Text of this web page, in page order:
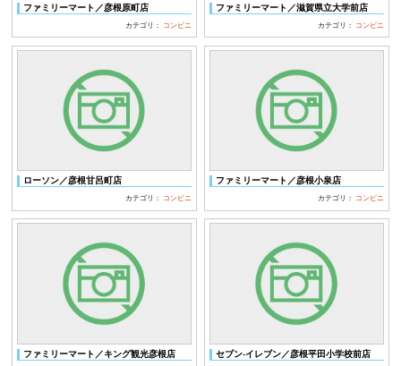
ファミリーマート／彦根原町店
カテゴリ： コンビニ
ファミリーマート／滋賀県立大学前店
カテゴリ： コンビニ
ローソン／彦根甘呂町店
カテゴリ： コンビニ
ファミリーマート／彦根小泉店
カテゴリ： コンビニ
ファミリーマート／キング観光彦根店 セブン‐イレブン／彦根平田小学校前店